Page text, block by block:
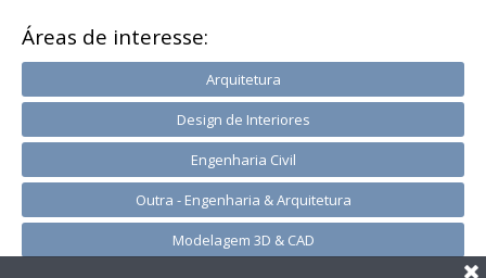
Áreas de interesse:
Arquitetura
Design de Interiores
Engenharia Civil
Outra - Engenharia & Arquitetura
Modelagem 3D & CAD